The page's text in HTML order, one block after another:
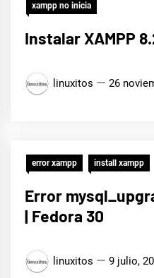
xampp no inicia
Instalar XAMPP
linuxitos 26
error xampp install xampp
Error
| Fedora 30
linuxitos 9 julio,